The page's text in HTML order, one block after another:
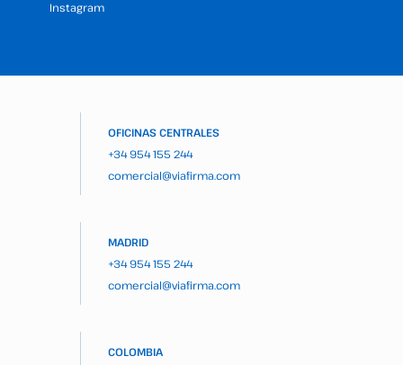
Instagram
OFICINAS CENTRALES
+34 954 155 244
comercial@viafirma.com
MADRID
+34 954 155 244
comercial@viafirma.com
COLOMBIA